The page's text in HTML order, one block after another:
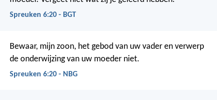
Spreuken 6:20 - BGT
Bewaar, mijn zoon, het gebod van uw vader en verwerp
de onderwijzing van uw moeder niet.
Spreuken 6:20 - NBG